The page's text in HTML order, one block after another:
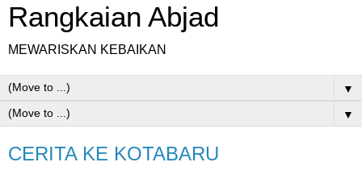
Rangkaian Abjad
MEWARISKAN KEBAIKAN
▼
▼
CERITA KE KOTABARU